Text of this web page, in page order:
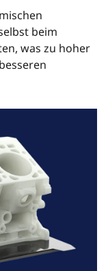
beim
was zu hoher